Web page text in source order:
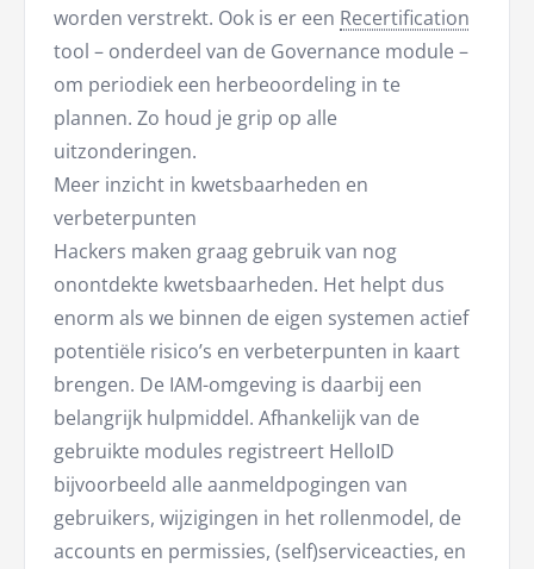
worden verstrekt. Ook is er een Recertification
tool – onderdeel van de Governance module –
om periodiek een herbeoordeling in te
plannen. Zo houd je grip op alle
uitzonderingen.
Meer inzicht in kwetsbaarheden en
verbeterpunten
Hackers maken graag gebruik van nog
onontdekte kwetsbaarheden. Het helpt dus
enorm als we binnen de eigen systemen actief
potentiële risico’s en verbeterpunten in kaart
brengen. De IAM-omgeving is daarbij een
belangrijk hulpmiddel. Afhankelijk van de
gebruikte modules registreert HelloID
bijvoorbeeld alle aanmeldpogingen van
gebruikers, wijzigingen in het rollenmodel, de
accounts en permissies, (self)serviceacties, en